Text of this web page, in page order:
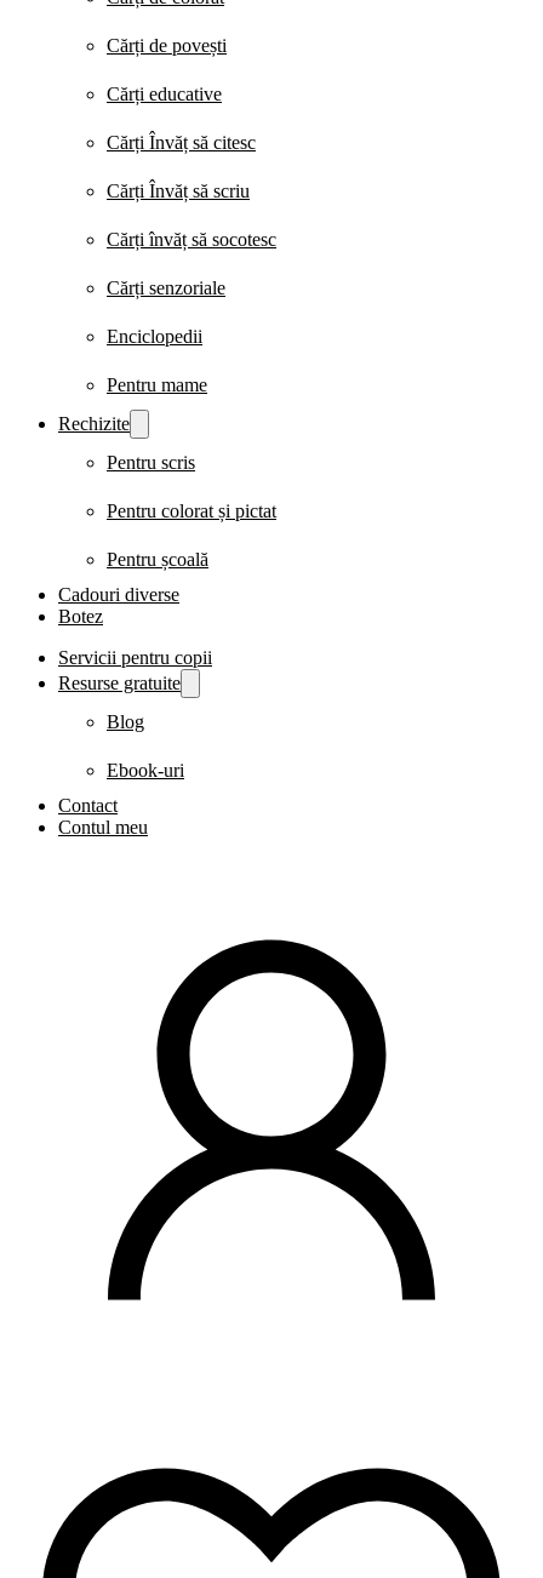
Cărți de povești
Cărți educative
Cărți Învăț să citesc
Cărți Învăț să scriu
Cărți învăț să socotesc
Cărți senzoriale
Enciclopedii
Pentru mame
Rechizite
Pentru scris
Pentru colorat și pictat
Pentru școală
Cadouri diverse
Botez
Servicii pentru copii
Resurse gratuite
Blog
Ebook-uri
Contact
Contul meu